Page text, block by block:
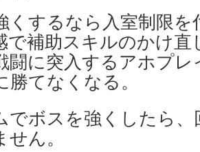
くするなら入室制限
で補助スキルのかけ直
闘に突入するアホプ
勝てなくなる。
でボスを強くしたら
せん。